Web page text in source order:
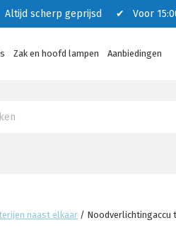
scherp geprijsd ✔ Voor 15:00
Zak en hoofd lampen Aanbiedingen
naast elkaar / Noodverlichtingaccu